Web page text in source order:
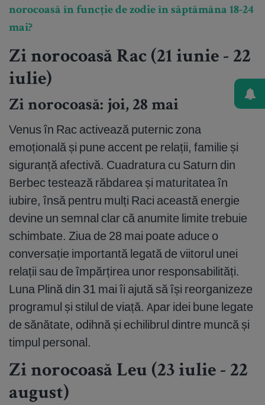
norocoasă în funcție de zodie în săptămâna 18-24
mai?
Zi norocoasă Rac (21 iunie - 22
iulie)
Zi norocoasă: joi, 28 mai
Venus în Rac activează puternic zona
emoțională și pune accent pe relații, familie și
siguranță afectivă. Cuadratura cu Saturn din
Berbec testează răbdarea și maturitatea în
iubire, însă pentru mulți Raci această energie
devine un semnal clar că anumite limite trebuie
schimbate. Ziua de 28 mai poate aduce o
conversație importantă legată de viitorul unei
relații sau de împărțirea unor responsabilități.
Luna Plină din 31 mai îi ajută să își reorganizeze
programul și stilul de viață. Apar idei bune legate
de sănătate, odihnă și echilibrul dintre muncă și
timpul personal.
Zi norocoasă Leu (23 iulie - 22
august)